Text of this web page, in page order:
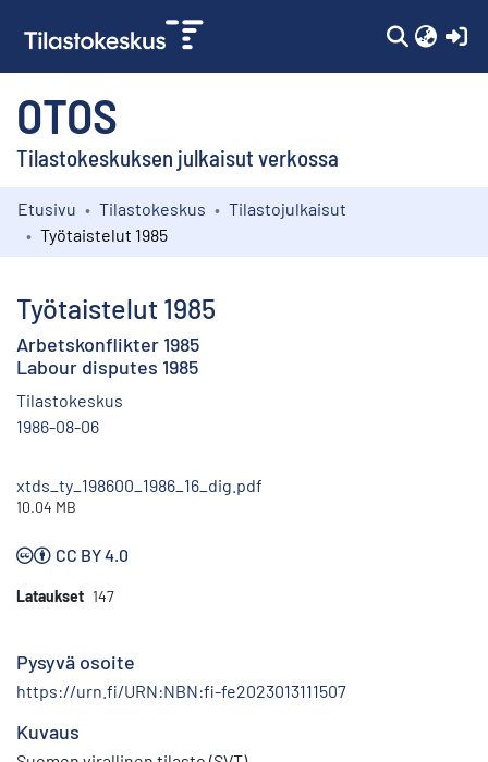
OTOS
Tilastokeskuksen julkaisut verkossa
Kokoelmat
Etusivu Tilastokeskus
Tilastojulkaisut
Työtaistelut 1985
Työtaistelut 1985
Arbetskonflikter 1985
Labour disputes 1985
Tilastokeskus
1986-08-06
xtds_ty_198600_1986_16_dig.pdf
10.04 MB
CC BY 4.0
Lataukset 147
Pysyvä osoite
https://urn.fi/URN:NBN:fi-fe2023013111507
Kuvaus